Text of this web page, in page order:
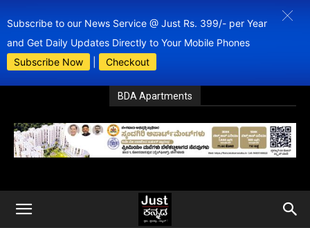
Subscribe to our News Service @ Just Rs. 399/- per Year
and Get Daily Updates Directly to Your Mobile Phones
Subscribe Now
Checkout
BDA Apartments